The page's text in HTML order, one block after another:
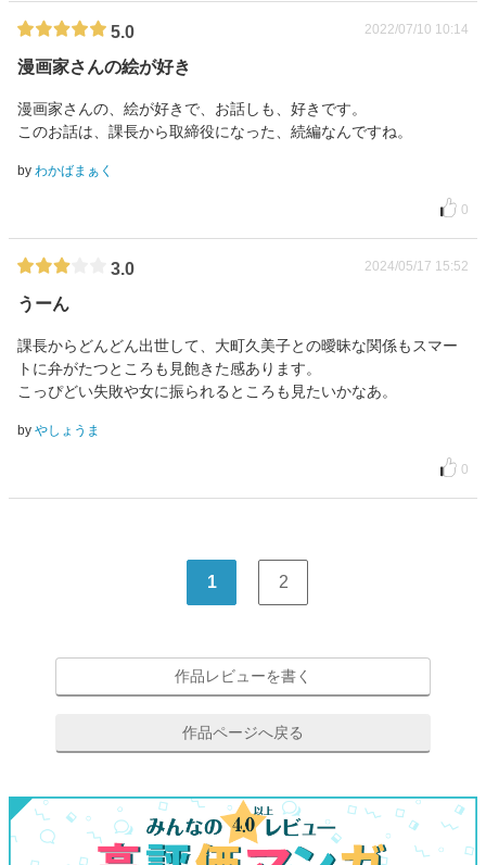
5.0 2022/07/10 10:14
漫画家さんの絵が好き
漫画家さんの、絵が好きで、お話しも、好きです。
このお話は、課長から取締役になった、続編なんですね。
by わかばまぁく
0
3.0 2024/05/17 15:52
うーん
課長からどんどん出世して、大町久美子との曖昧な関係もスマー
トに弁がたつところも見飽きた感あります。
こっぴどい失敗や女に振られるところも見たいかなあ。
by やしょうま
0
1 2
作品レビューを書く
作品ページへ戻る